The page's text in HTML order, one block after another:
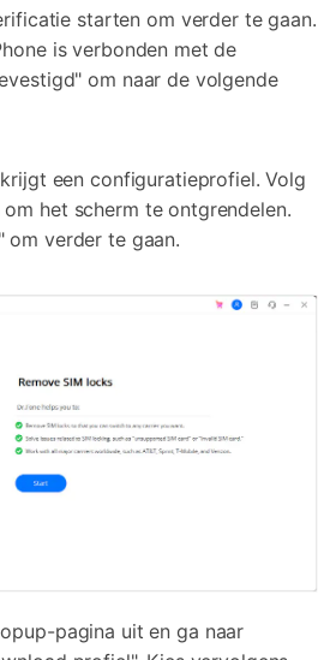
starten om verder te gaan.
is verbonden met de
om naar de volgende
een configuratieprofiel. Volg
het scherm te ontgrendelen.
om verder te gaan.
pagina uit en ga naar